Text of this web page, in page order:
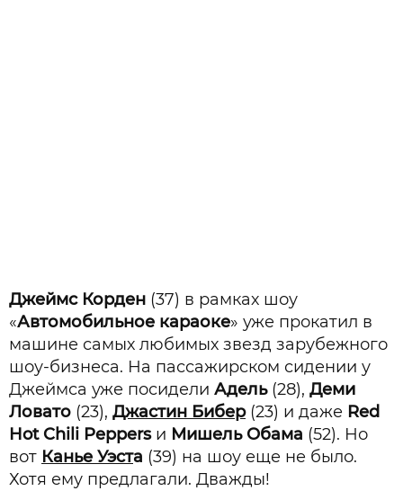
Джеймс Корден (37) в рамках шоу
«Автомобильное караоке» уже прокатил в
машине самых любимых звезд зарубежного
шоу-бизнеса. На пассажирском сидении у
Джеймса уже посидели Адель (28), Деми
Ловато (23), Джастин Бибер(23) и даже Red
Hot Chili Peppersи Мишель Обама (52). Но
вот Канье Уэста (39) на шоу еще не было.
Хотя ему предлагали. Дважды!